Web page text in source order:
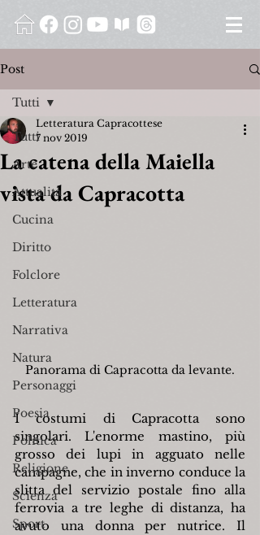
Post
Tutti
Arte
Attualità
Cucina
Diritto
Folclore
Letteratura
Narrativa
Natura
Personaggi
Poesia
Politica
Religione
Scienza
Sport
Tutti
La catena della Maiella
vista da Capracotta
Letteratura Capracottese
7 nov 2019
Panorama di Capracotta da levante.
I costumi di Capracotta sono
singolari. L'enorme mastino, più
grosso dei lupi in agguato nelle
campagne, che in inverno conduce la
slitta del servizio postale fino alla
ferrovia a tre leghe di distanza, ha
avuto una donna per nutrice. Il